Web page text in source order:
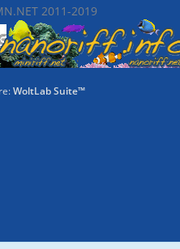
2011-2019
WoltLab Suite™